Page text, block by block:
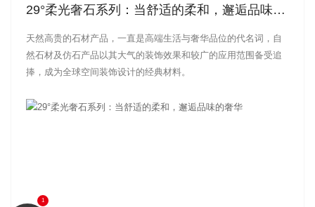
29°柔光奢石系列：当舒适的柔和，邂逅品味的奢华
天然高贵的石材产品，一直是高端生活与奢华品位的代名词，自
然石材及仿石产品以其大气的装饰效果和较广的应用范围备受追
捧，成为全球空间装饰设计的经典材料。